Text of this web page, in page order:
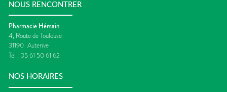
NOUS RENCONTRER
Pharmacie Hémain
4, Route de Toulouse
31190 Auterive
Tel : 05 61 50 61 62
NOS HORAIRES